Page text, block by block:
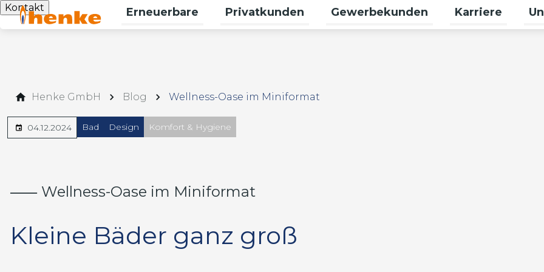
Kontakt Erneuerbare
Untermenü für Erneuerbare umschalten
Privatkunden
Untermenü für Privatkunden
Gewerbekunden
Untermenü für
Karriere
Henke GmbH Blog Wellness-Oase im Miniformat
04.12.2024 Bad Design Komfort & Hygiene
⸺ Wellness-Oase im Miniformat
Kleine Bäder ganz groß